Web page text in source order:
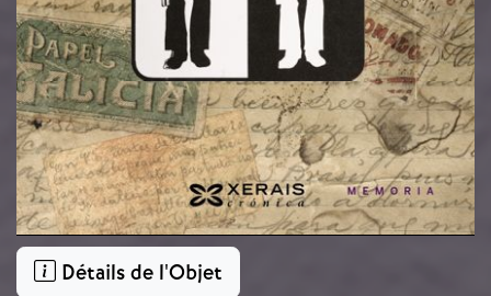
Détails de l'Objet